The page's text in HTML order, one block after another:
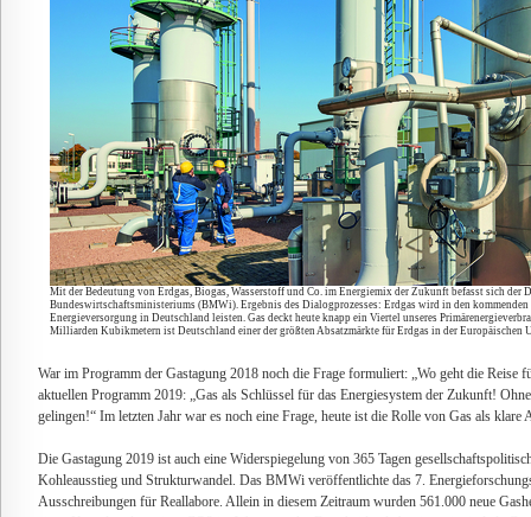
Mit der Bedeutung von Erdgas, Biogas, Wasserstoff und Co. im Energiemix der Zukunft befasst sich der
Bundeswirtschaftsministeriums (BMWi). Ergebnis des Dialogprozesses: Erdgas wird in den
Energieversorgung in Deutschland leisten. Gas deckt heute knapp ein Viertel unseres
Milliarden Kubikmetern ist Deutschland einer der größten Absatzmärkte für Erdgas in der Europäischen
War im Programm der Gastagung 2018 noch die Frage formuliert: „Wo geht die Reise
aktuellen Programm 2019: „Gas als Schlüssel für das Energiesystem der Zukunft!
gelingen!“ Im letzten Jahr war es noch eine Frage, heute ist die Rolle von Gas als klare
Die Gastagung 2019 ist auch eine Widerspiegelung von 365 Tagen
Kohleausstieg und Strukturwandel. Das BMWi veröffentlichte das 7.
Ausschreibungen für Reallabore. Allein in diesem Zeitraum wurden 561.000 neue